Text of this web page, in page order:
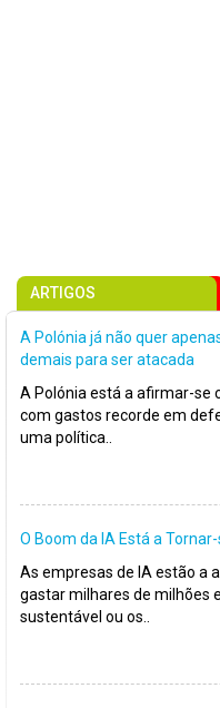
ARTIGOS
A Polónia já não quer
demais para ser atacada
A Polónia está a afirmar-se
com gastos recorde em
uma política..
O Boom da IA Está a
As empresas de IA estão a
gastar milhares de milhões
sustentável ou os..